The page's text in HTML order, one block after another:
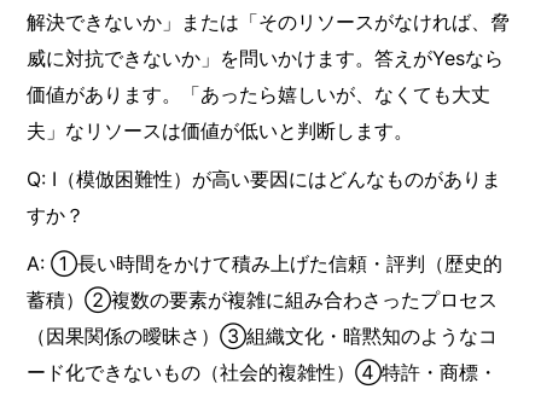
解決できないか」または「そのリソースがなければ、脅
威に対抗できないか」を問いかけます。答えがYesなら
価値があります。「あったら嬉しいが、なくても大丈
夫」なリソースは価値が低いと判断します。
Q: I（模倣困難性）が高い要因にはどんなものがありま
すか？
A: ①長い時間をかけて積み上げた信頼・評判（歴史的
蓄積）②複数の要素が複雑に組み合わさったプロセス
（因果関係の曖昧さ）③組織文化・暗黙知のようなコ
ード化できないもの（社会的複雑性）④特許・商標・